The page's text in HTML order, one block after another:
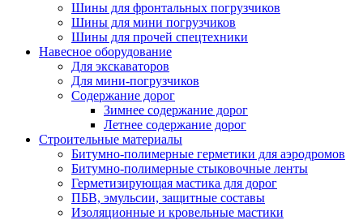
Шины для фронтальных погрузчиков
Шины для мини погрузчиков
Шины для прочей спецтехники
Навесное оборудование
Для экскаваторов
Для мини-погрузчиков
Содержание дорог
Зимнее содержание дорог
Летнее содержание дорог
Строительные материалы
Битумно-полимерные герметики для аэродромов
Битумно-полимерные стыковочные ленты
Герметизирующая мастика для дорог
ПБВ, эмульсии, защитные составы
Изоляционные и кровельные мастики